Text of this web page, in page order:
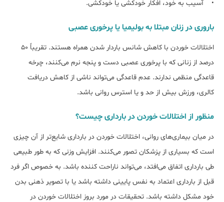
• آسیب به خود، افکار خودکشی یا خودکشی.
باروری در زنان مبتلا به بولیمیا یا پرخوری عصبی
اختلالات خوردن با کاهش شانس باردار شدن همراه هستند. تقریباً ۵۰
درصد از زنانی که با پرخوری عصبی دست و پنجه نرم می‌کنند، چرخه
قاعدگی منظمی ندارند. عدم قاعدگی می‌تواند ناشی از کاهش دریافت
کالری، ورزش بیش از حد و یا استرس روانی باشد.
منظور از اختلالات خوردن در بارداری چیست؟
در میان بیماری‌های روانی، اختلالات خوردن در بارداری شایع‌تر از آن چیزی
است که بسیاری از پزشکان تصور می‌کنند. افزایش وزنی که به طور طبیعی
طی بارداری اتفاق می‌افتد، می‌تواند ناراحت کننده باشد. به خصوص اگر فرد
قبل از بارداری اعتماد به نفس پایینی داشته باشد یا با تصویر ذهنی بدن
خود مشکل داشته باشد. تحقیقات در مورد بروز اختلالات خوردن در